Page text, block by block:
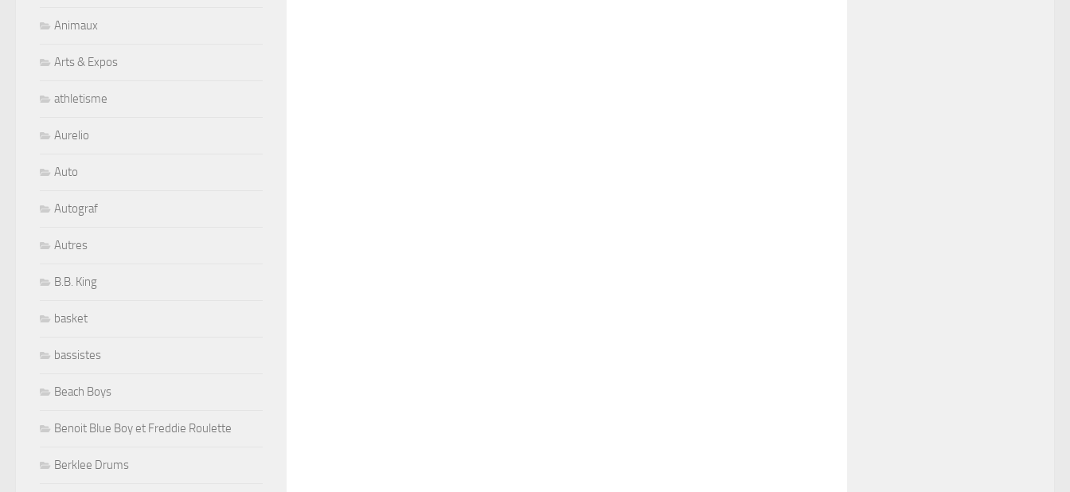
Animaux
Arts & Expos
athletisme
Aurelio
Auto
Autograf
Autres
B.B. King
basket
bassistes
Beach Boys
Benoit Blue Boy et Freddie Roulette
Berklee Drums